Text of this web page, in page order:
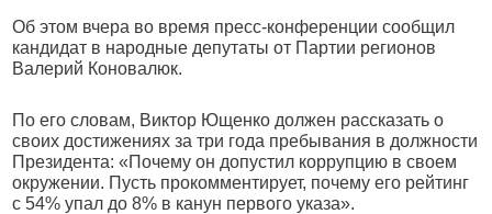
Об этом вчера во время пресс-конференции сообщил
кандидат в народные депутаты от Партии регионов
Валерий Коновалюк.
По его словам, Виктор Ющенко должен рассказать о
своих достижениях за три года пребывания в должности
Президента: «Почему он допустил коррупцию в своем
окружении. Пусть прокомментирует, почему его рейтинг
с 54% упал до 8% в канун первого указа».